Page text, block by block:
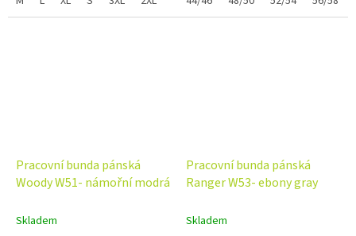
lahví. Je...
Pracovní bunda pánská
Woody W51- námořní modrá
Skladem
Pracovní bunda pánská
Ranger W53- ebony gray
Skladem